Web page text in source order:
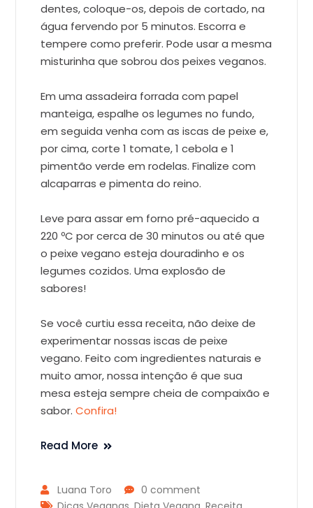
dentes, coloque-os, depois de cortado, na
água fervendo por 5 minutos. Escorra e
tempere como preferir. Pode usar a mesma
misturinha que sobrou dos peixes veganos.
Em uma assadeira forrada com papel
manteiga, espalhe os legumes no fundo,
em seguida venha com as iscas de peixe e,
por cima, corte 1 tomate, 1 cebola e 1
pimentão verde em rodelas. Finalize com
alcaparras e pimenta do reino.
Leve para assar em forno pré-aquecido a
220 ºC por cerca de 30 minutos ou até que
o peixe vegano esteja douradinho e os
legumes cozidos. Uma explosão de
sabores!
Se você curtiu essa receita, não deixe de
experimentar nossas iscas de peixe
vegano. Feito com ingredientes naturais e
muito amor, nossa intenção é que sua
mesa esteja sempre cheia de compaixão e
sabor.Confira!
Read More
Luana Toro
0 comment